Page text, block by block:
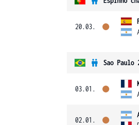
20.03.
Sao Paulo
03.01.
02.01.